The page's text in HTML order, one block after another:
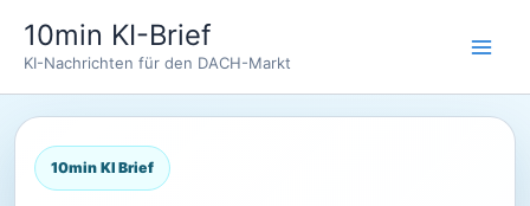
Inhalt
springen
10min KI-Brief
KI-Nachrichten für den DACH-Markt